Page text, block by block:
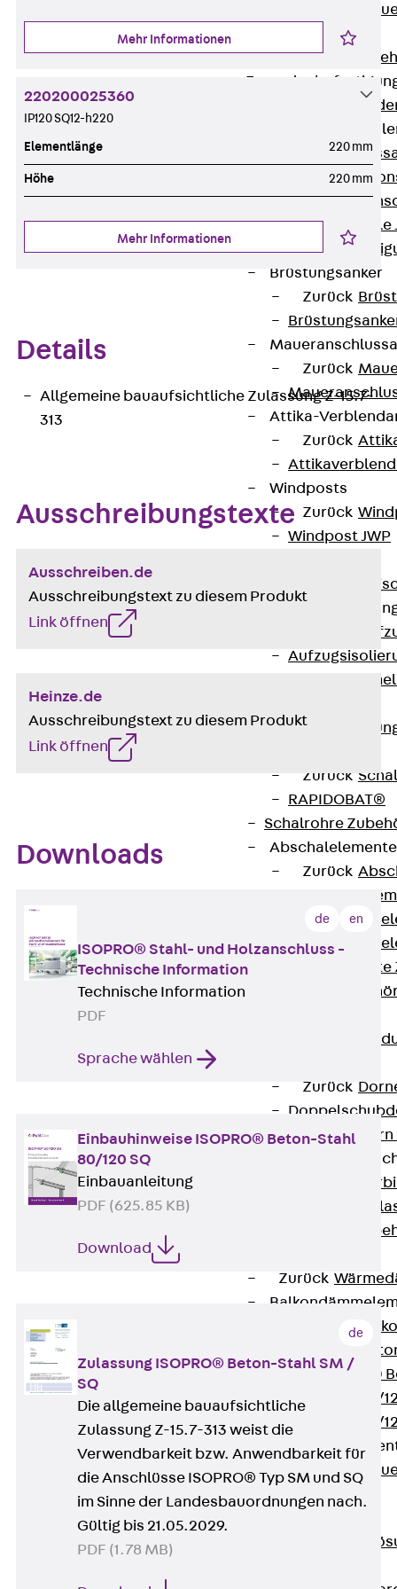
GRIPRIP®
Zurück
Winkelkonsole
Brüstungsanker
Zurück
Zurück
Attika-
Zurück
Windposts
Zurück
Windpost JWP
Zurück
Zurück
RAPIDOBAT®
Schalrohre
Zurück
Zurück
Querkraftdorn
Zurück
Zurück
ISOPRO®
ISOPRO® 120
ISOPRO® 80/
ISOPRO® 80/
Zurück
ISOMUR®
Digitale Lösungen
Digitale
Mehr Informationen
220200025360
IP120 SQ12-h220
Elementlänge 220 mm
Höhe 220 mm
Mehr Informationen
Details
Allgemeine bauaufsichtliche Zulassung Z-15.7-
313
Ausschreibungstexte
Ausschreiben.de
Ausschreibungstext zu diesem Produkt
Link öffnen
Heinze.de
Ausschreibungstext zu diesem Produkt
Link öffnen
Downloads
de en
ISOPRO® Stahl- und Holzanschluss -
Technische Information
Technische Information
PDF
Sprache wählen
Einbauhinweise ISOPRO® Beton-Stahl
80/120 SQ
Einbauanleitung
PDF (625.85 KB)
Download
de
Zulassung ISOPRO® Beton-Stahl SM /
SQ
Die allgemeine bauaufsichtliche
Zulassung Z-15.7-313 weist die
Verwendbarkeit bzw. Anwendbarkeit für
die Anschlüsse ISOPRO® Typ SM und SQ
im Sinne der Landesbauordnungen nach.
Gültig bis 21.05.2029.
PDF (1.78 MB)